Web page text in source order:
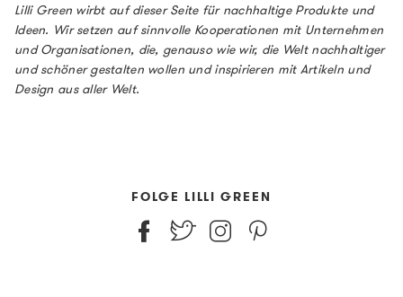
Lilli Green wirbt auf dieser Seite für nachhaltige Produkte und
Ideen. Wir setzen auf sinnvolle Kooperationen mit Unternehmen
und Organisationen, die, genauso wie wir, die Welt nachhaltiger
und schöner gestalten wollen und inspirieren mit Artikeln und
Design aus aller Welt.
FOLGE LILLI GREEN